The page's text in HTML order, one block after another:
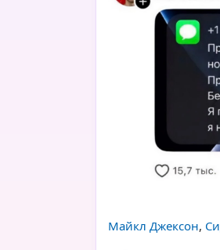
Майкл Джексон,